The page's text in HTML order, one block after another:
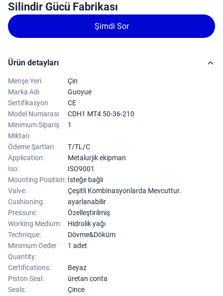
Silindir Gücü Fabrikası
Şimdi Sor
Ürün detayları
Menşe Yeri
Çin
Marka Adı
Guoyue
Sertifikasyon
CE
Model Numarası
CDH1 MT4 50-36-210
Minimum Sipariş
Miktarı
1
Ödeme Şartları
T/TL/C
Application:
Metalurjik ekipman
Iso:
ISO9001
Mounting Position: İsteğe bağlı
Valve:
Çeşitli Kombinasyonlarda Mevcuttur.
Cushioning:
ayarlanabilir
Pressure:
Özelleştirilmiş
Working Medium:
Hidrolik yağı
Technique:
Dövme&Döküm
Minimum Oeder
Quantity:
1 adet
Certifications:
Beyaz
Piston Seal:
üretan conta
Seals:
Çince